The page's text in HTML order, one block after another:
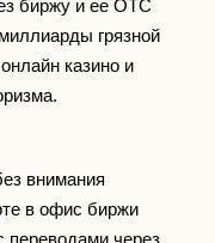
биржу и ее OTC
грязной
казино и
внимания
в офис биржи